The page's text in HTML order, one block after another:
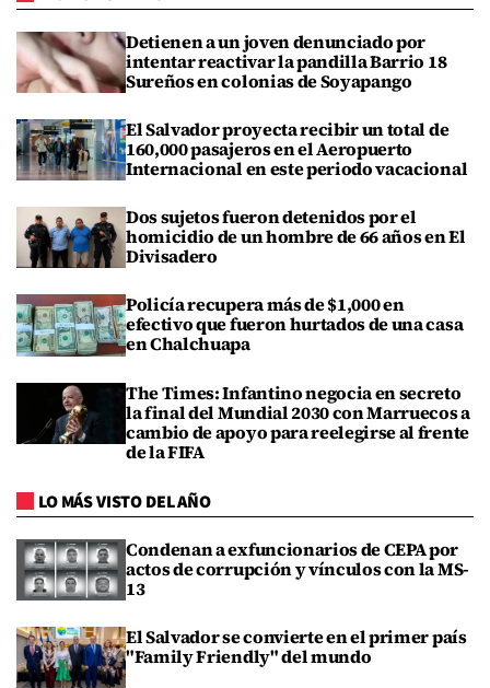
Detienen a un joven denunciado por
intentar reactivar la pandilla Barrio 18
Sureños en colonias de Soyapango
El Salvador proyecta recibir un total de
160,000 pasajeros en el Aeropuerto
Internacional en este periodo vacacional
Dos sujetos fueron detenidos por el
homicidio de un hombre de 66 años en El
Divisadero
Policía recupera más de $1,000 en
efectivo que fueron hurtados de una casa
en Chalchuapa
The Times: Infantino negocia en secreto
la final del Mundial 2030 con Marruecos a
cambio de apoyo para reelegirse al frente
de la FIFA
LO MÁS VISTO DEL AÑO
Condenan a exfuncionarios de CEPA por
actos de corrupción y vínculos con la MS-
13
El Salvador se convierte en el primer país
"Family Friendly" del mundo